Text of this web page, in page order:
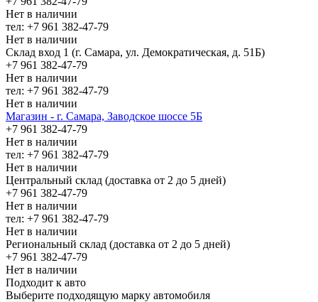
Нет в наличии
тел: +7 961 382-47-79
Нет в наличии
Склад вход 1 (г. Самара, ул. Демократическая, д. 51Б)
+7 961 382-47-79
Нет в наличии
тел: +7 961 382-47-79
Нет в наличии
Магазин - г. Самара, Заводское шоссе 5Б
+7 961 382-47-79
Нет в наличии
тел: +7 961 382-47-79
Нет в наличии
Центральный склад (доставка от 2 до 5 дней)
+7 961 382-47-79
Нет в наличии
тел: +7 961 382-47-79
Нет в наличии
Региональный склад (доставка от 2 до 5 дней)
+7 961 382-47-79
Нет в наличии
Подходит к авто
Выберите подходящую марку автомобиля